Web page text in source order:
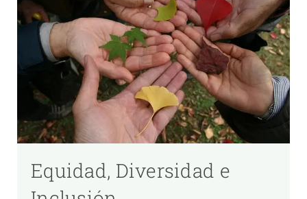
Equidad, Diversidad e